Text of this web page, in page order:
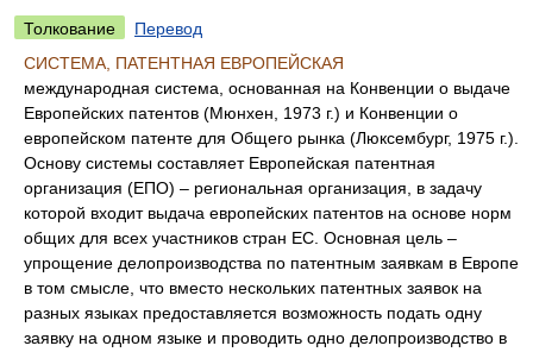
Толкование
Перевод
СИСТЕМА, ПАТЕНТНАЯ ЕВРОПЕЙСКАЯ
международная система, основанная на Конвенции о выдаче
Европейских патентов (Мюнхен, 1973 г.) и Конвенции о
европейском патенте для Общего рынка (Люксембург, 1975 г.).
Основу системы составляет Европейская патентная
организация (ЕПО) – региональная организация, в задачу
которой входит выдача европейских патентов на основе норм
общих для всех участников стран ЕС. Основная цель –
упрощение делопроизводства по патентным заявкам в Европе
в том смысле, что вместо нескольких патентных заявок на
разных языках предоставляется возможность подать одну
заявку на одном языке и проводить одно делопроизводство в